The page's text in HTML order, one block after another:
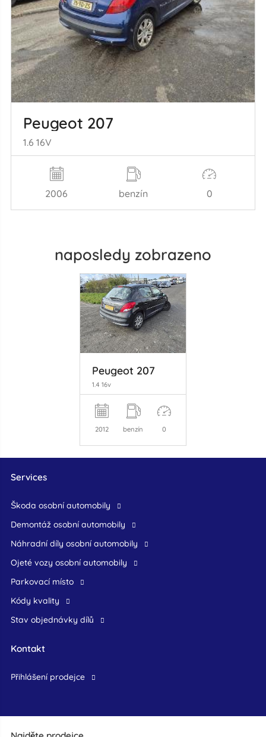
Peugeot 207
1.6 16V
2006 benzín 0
naposledy zobrazeno
Peugeot 207
1.4 16v
2012 benzín 0
Services
škoda osobní automobily
demontáž osobní automobily
náhradní díly osobní automobily
ojeté vozy osobní automobily
Parkovací místo
Kódy kvality
Stav objednávky dílů
Kontakt
přihlášení prodejce